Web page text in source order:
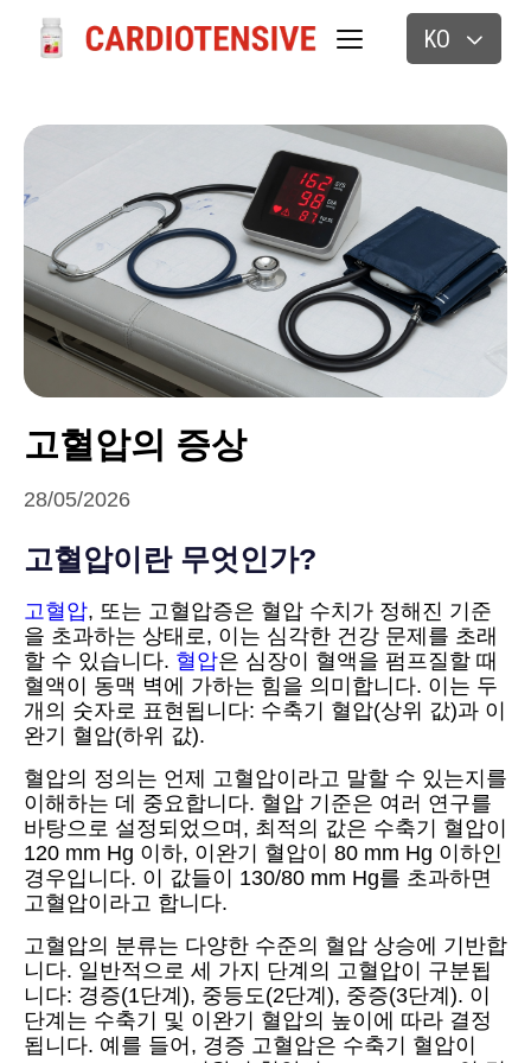
KO
고혈압의 증상
28/05/2026
고혈압이란 무엇인가?
고혈압, 또는 고혈압증은 혈압 수치가 정해진 기준
을 초과하는 상태로, 이는 심각한 건강 문제를 초래
할 수 있습니다. 혈압은 심장이 혈액을 펌프질할 때
혈액이 동맥 벽에 가하는 힘을 의미합니다. 이는 두
개의 숫자로 표현됩니다: 수축기 혈압(상위 값)과 이
완기 혈압(하위 값).
혈압의 정의는 언제 고혈압이라고 말할 수 있는지를
이해하는 데 중요합니다. 혈압 기준은 여러 연구를
바탕으로 설정되었으며, 최적의 값은 수축기 혈압이
120 mm Hg 이하, 이완기 혈압이 80 mm Hg 이하인
경우입니다. 이 값들이 130/80 mm Hg를 초과하면
고혈압이라고 합니다.
고혈압의 분류는 다양한 수준의 혈압 상승에 기반합
니다. 일반적으로 세 가지 단계의 고혈압이 구분됩
니다: 경증(1단계), 중등도(2단계), 중증(3단계). 이
단계는 수축기 및 이완기 혈압의 높이에 따라 결정
됩니다. 예를 들어, 경증 고혈압은 수축기 혈압이